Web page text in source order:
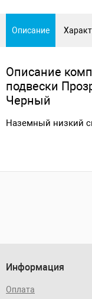
Описание
Описание
подвески
Черный
Наземный низкий
Информация
Оплата